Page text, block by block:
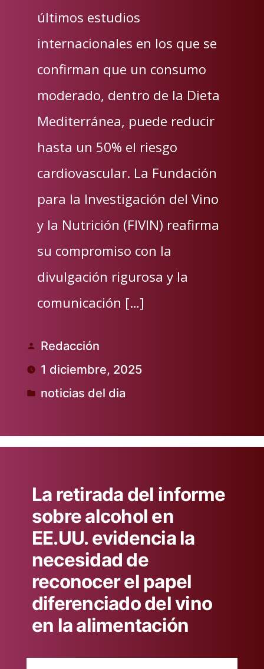
últimos estudios
internacionales en los que se
confirman que un consumo
moderado, dentro de la Dieta
Mediterránea, puede reducir
hasta un 50% el riesgo
cardiovascular. La Fundación
para la Investigación del Vino
y la Nutrición (FIVIN) reafirma
su compromiso con la
divulgación rigurosa y la
comunicación […]
Publicado
por
Redacción
1 diciembre, 2025
Publicado
noticias del dia
La retirada del informe
sobre alcohol en
EE.UU. evidencia la
necesidad de
reconocer el papel
diferenciado del vino
en la alimentación